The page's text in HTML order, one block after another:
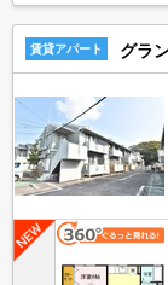
賃貸アパート グラ